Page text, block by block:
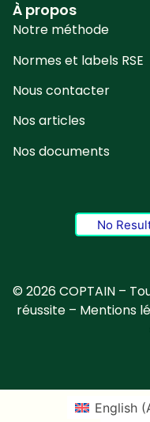
À propos
Notre méthode
Normes et labels RSE
Nous contacter
Nos articles
Nos documents
No
© 2026 COPTAIN –
réussite– Mentions
English(